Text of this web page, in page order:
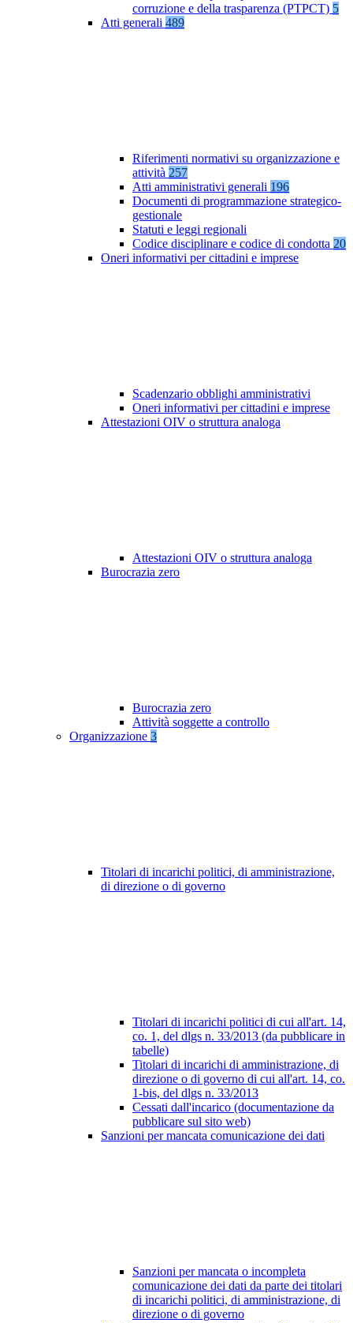
corruzione e della trasparenza (PTPCT) 5
Atti generali 489
Riferimenti normativi su organizzazione e
attività 257
Atti amministrativi generali 196
Documenti di programmazione strategico-
gestionale
Statuti e leggi regionali
Codice disciplinare e codice di condotta 20
Oneri informativi per cittadini e imprese
Scadenzario obblighi amministrativi
Oneri informativi per cittadini e imprese
Attestazioni OIV o struttura analoga
Attestazioni OIV o struttura analoga
Burocrazia zero
Burocrazia zero
Attività soggette a controllo
Organizzazione 3
Titolari di incarichi politici, di amministrazione,
di direzione o di governo
Titolari di incarichi politici di cui all'art. 14,
co. 1, del dlgs n. 33/2013 (da pubblicare in
tabelle)
Titolari di incarichi di amministrazione, di
direzione o di governo di cui all'art. 14, co.
1-bis, del dlgs n. 33/2013
Cessati dall'incarico (documentazione da
pubblicare sul sito web)
Sanzioni per mancata comunicazione dei dati
Sanzioni per mancata o incompleta
comunicazione dei dati da parte dei titolari
di incarichi politici, di amministrazione, di
direzione o di governo